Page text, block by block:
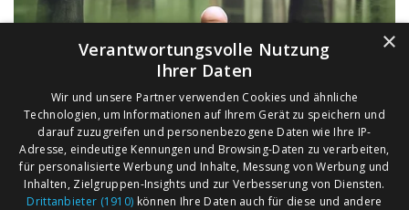
×
Verantwortungsvolle Nutzung
Ihrer Daten
Wir und unsere Partner verwenden Cookies und ähnliche
Technologien, um Informationen auf Ihrem Gerät zu speichern und
darauf zuzugreifen und personenbezogene Daten wie Ihre IP-
Adresse, eindeutige Kennungen und Browsing-Daten zu verarbeiten,
für personalisierte Werbung und Inhalte, Messung von Werbung und
Inhalten, Zielgruppen-Insights und zur Verbesserung von Diensten.
Drittanbieter (1910) können Ihre Daten auch für diese und andere